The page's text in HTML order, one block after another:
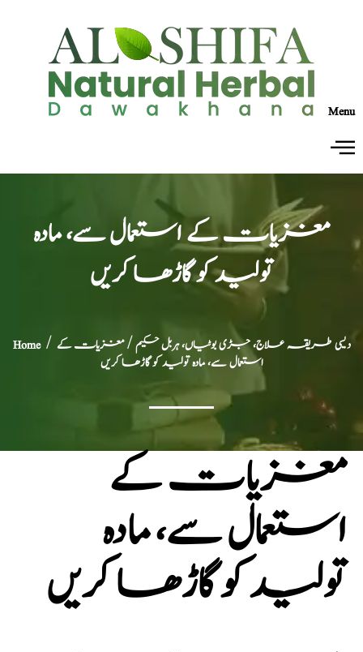
Menu
مغزیات کے استعمال سے، مادہ
تولید کو گاڑھا کریں
Home/ دیسی طریقہ علاج، جڑی بوٹیاں، ہربل حکیم/ مغزیات کے
استعمال سے، مادہ تولید کو گاڑھا کریں
مغزیات کے
استعمال سے، مادہ
تولید کو گاڑھا کریں